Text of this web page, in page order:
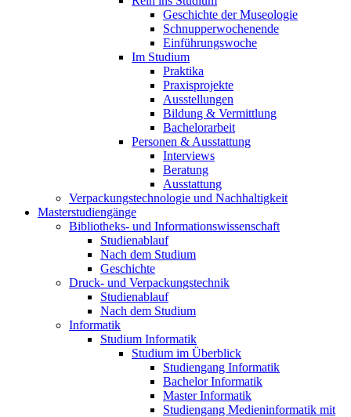
Geschichte der Museologie
Schnupperwochenende
Einführungswoche
Im Studium
Praktika
Praxisprojekte
Ausstellungen
Bildung & Vermittlung
Bachelorarbeit
Personen & Ausstattung
Interviews
Beratung
Ausstattung
Verpackungstechnologie und Nachhaltigkeit
Masterstudiengänge
Bibliotheks- und Informationswissenschaft
Studienablauf
Nach dem Studium
Geschichte
Druck- und Verpackungstechnik
Studienablauf
Nach dem Studium
Informatik
Studium Informatik
Studium im Überblick
Studiengang Informatik
Bachelor Informatik
Master Informatik
Studiengang Medieninformatik mit